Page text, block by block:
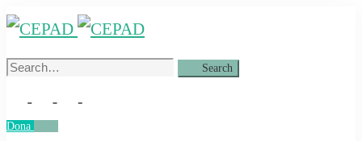
Search
Search
Dona